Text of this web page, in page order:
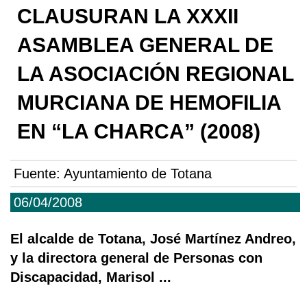
06/04/2008
CLAUSURAN LA XXXII
ASAMBLEA GENERAL DE
LA ASOCIACIÓN REGIONAL
MURCIANA DE HEMOFILIA
EN “LA CHARCA” (2008)
Fuente: Ayuntamiento de Totana
El alcalde de Totana, José Martínez Andreo,
y la directora general de Personas con
Discapacidad, Marisol ...